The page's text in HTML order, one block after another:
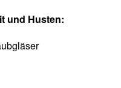
und Husten: